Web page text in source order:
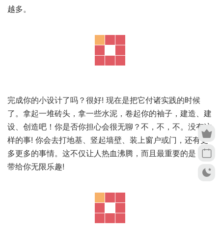
越多。
完成你的小设计了吗？很好! 现在是把它付诸实践的时候
了。拿起一堆砖头，拿一些水泥，卷起你的袖子，建造、建
设、创造吧！你是否你担心会很无聊？不，不，不。没有这
样的事! 你会去打地基、竖起墙壁、装上窗户或门，还有更
多更多的事情。这不仅让人热血沸腾，而且最重要的是，它
带给你无限乐趣!